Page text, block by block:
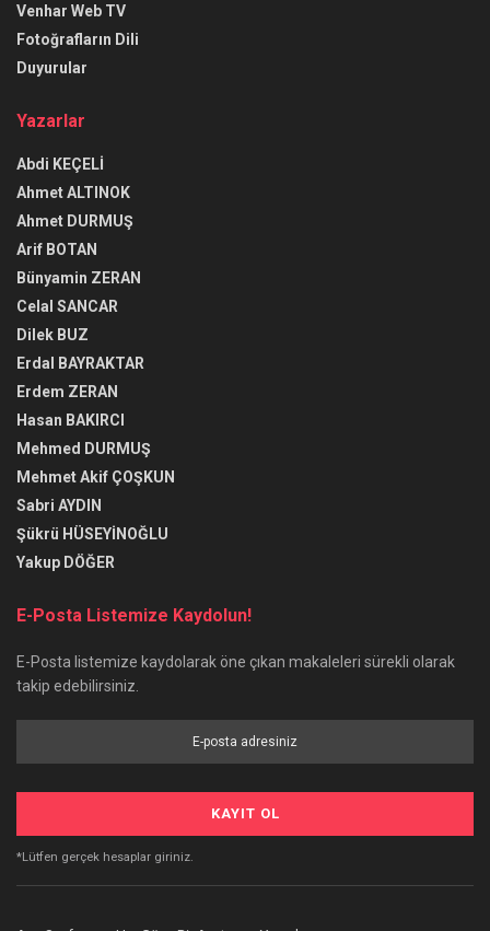
Venhar Web TV
Fotoğrafların Dili
Duyurular
Yazarlar
Abdi KEÇELİ
Ahmet ALTINOK
Ahmet DURMUŞ
Arif BOTAN
Bünyamin ZERAN
Celal SANCAR
Dilek BUZ
Erdal BAYRAKTAR
Erdem ZERAN
Hasan BAKIRCI
Mehmed DURMUŞ
Mehmet Akif ÇOŞKUN
Sabri AYDIN
Şükrü HÜSEYİNOĞLU
Yakup DÖĞER
E-Posta Listemize Kaydolun!
E-Posta listemize kaydolarak öne çıkan makaleleri sürekli olarak
takip edebilirsiniz.
*Lütfen gerçek hesaplar giriniz.